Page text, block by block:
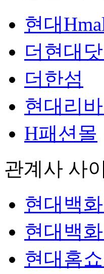
현대
더현대
더한섬
현대리
H패션몰
관계사 사
현대백
현대백
현대홈